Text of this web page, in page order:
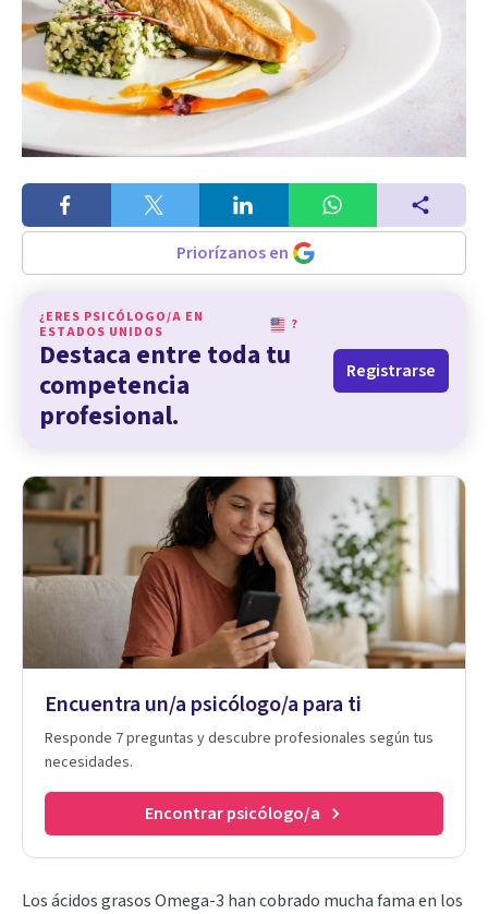
Priorízanos en
¿ERES PSICÓLOGO/A EN
ESTADOS UNIDOS
?
Destaca entre toda tu
competencia
profesional.
Registrarse
Encuentra un/a psicólogo/a para ti
Responde 7 preguntas y descubre profesionales según tus
necesidades.
Encontrar psicólogo/a
Los ácidos grasos Omega-3 han cobrado mucha fama en los